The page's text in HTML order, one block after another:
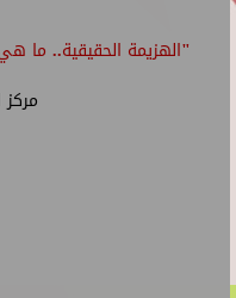
"الهزيمة الحقيقية.. ما
مركز